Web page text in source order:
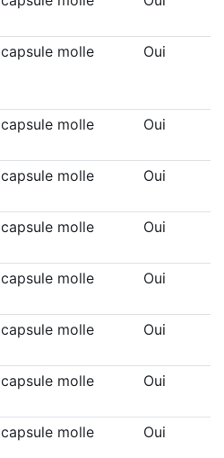
capsule molle Oui
capsule molle Oui
capsule molle Oui
capsule molle Oui
capsule molle Oui
capsule molle Oui
capsule molle Oui
capsule molle Oui